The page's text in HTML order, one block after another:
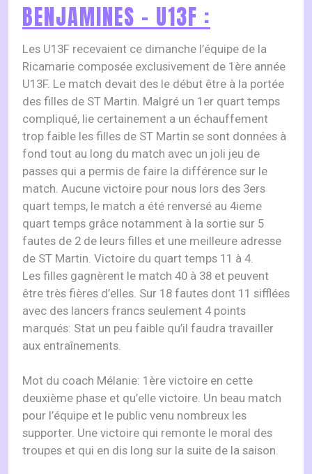
BENJAMINES – U13F :
Les U13F recevaient ce dimanche l’équipe de la
Ricamarie composée exclusivement de 1ère année
U13F. Le match devait des le début être à la portée
des filles de ST Martin. Malgré un 1er quart temps
compliqué, lie certainement a un échauffement
trop faible les filles de ST Martin se sont données à
fond tout au long du match avec un joli jeu de
passes qui a permis de faire la différence sur le
match. Aucune victoire pour nous lors des 3ers
quart temps, le match a été renversé au 4ieme
quart temps grâce notamment à la sortie sur 5
fautes de 2 de leurs filles et une meilleure adresse
de ST Martin. Victoire du quart temps 11 à 4.
Les filles gagnèrent le match 40 à 38 et peuvent
être très fières d’elles. Sur 18 fautes dont 11 sifflées
avec des lancers francs seulement 4 points
marqués: Stat un peu faible qu’il faudra travailler
aux entraînements.
Mot du coach Mélanie: 1ère victoire en cette
deuxième phase et qu’elle victoire. Un beau match
pour l’équipe et le public venu nombreux les
supporter. Une victoire qui remonte le moral des
troupes et qui en dis long sur la suite de la saison.